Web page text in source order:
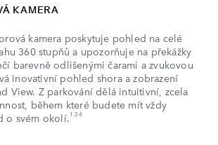
KAMERA
kamera poskytuje pohled na celé
360 stupňů a upozorňuje na překážky
barevně odlišenými čarami a zvukovou
inovativní pohled shora a zobrazení
View. Z parkování dělá intuitivní, zcela
během které budete mít vždy
o svém okolí.1 24